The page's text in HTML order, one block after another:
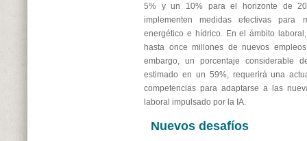
5% y un 10% para el horizonte de
implementen medidas efectivas para
energético e hídrico. En el ámbito
hasta once millones de nuevos
embargo, un porcentaje considerable
estimado en un 59%, requerirá una
competencias para adaptarse a las
laboral impulsado por la IA.
Nuevos desafíos